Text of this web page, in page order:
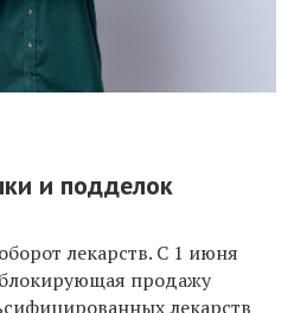
и подделок
лекарств. С 1 июня
блокирующая продажу
лекарств